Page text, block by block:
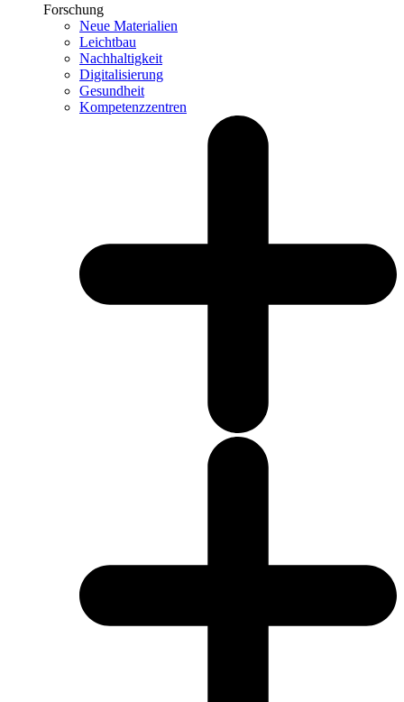
Forschung
Neue Materialien
Leichtbau
Nachhaltigkeit
Digitalisierung
Gesundheit
Kompetenzzentren